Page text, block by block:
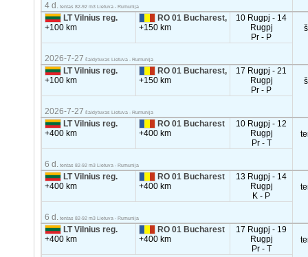
4 d. tentas 82-92 m3 Lietuva - Rumunija
LT Vilnius reg.
+100 km
RO 01 Bucharest,
+150 km
10 Rugpj - 14
Rugpj
Pr - P
2026-7-27 šaldytuvas Lietuva - Rumunija
LT Vilnius reg.
+100 km
RO 01 Bucharest,
+150 km
17 Rugpj - 21
Rugpj
Pr - P
2026-7-27 šaldytuvas Lietuva - Rumunija
LT Vilnius reg.
+400 km
RO 01 Bucharest
+400 km
10 Rugpj - 12
Rugpj
Pr - T
6 d. tentas 82-92 m3 Lietuva - Rumunija
LT Vilnius reg.
+400 km
RO 01 Bucharest
+400 km
13 Rugpj - 14
Rugpj
K - P
6 d. tentas 82-92 m3 Lietuva - Rumunija
LT Vilnius reg.
+400 km
RO 01 Bucharest
+400 km
17 Rugpj - 19
Rugpj
Pr - T